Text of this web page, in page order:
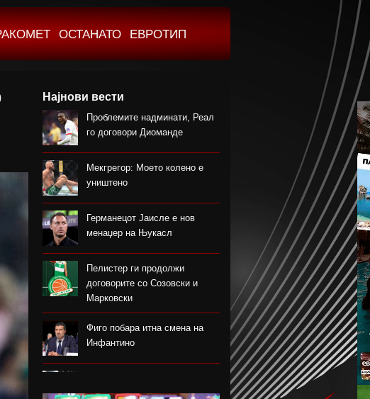
ОСТАНАТО ЕВРОТИП
Најнови вести
Проблемите надминати, Реал
го договори Диоманде
Мекгрегор: Моето колено е
уништено
Германецот Јаисле е нов
менаџер на Њукасл
Пелистер ги продолжи
договорите со Созовски и
Марковски
Фиго побара итна смена на
Инфантино
подготовките во Крушево